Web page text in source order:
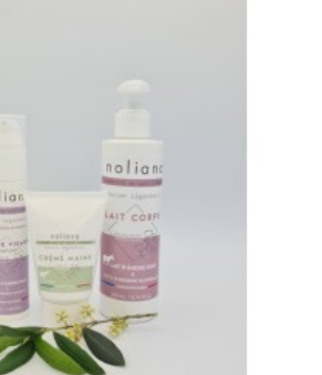
et à la Crème Visage Confort Jour &
matures et sensibles.